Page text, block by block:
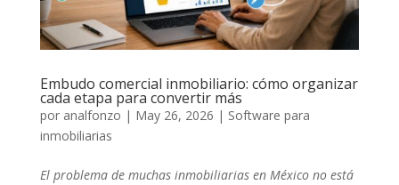
Embudo comercial inmobiliario: cómo organizar
cada etapa para convertir más
por analfonzo | May 26, 2026 | Software para
inmobiliarias
El problema de muchas inmobiliarias en México no está